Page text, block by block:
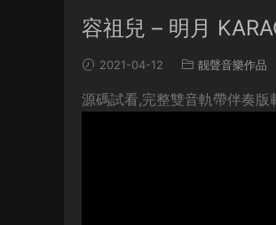
容祖兒 – 明月
2021-04-12 靓聲音樂作品
源碼試看,完整雙音軌帶伴奏版